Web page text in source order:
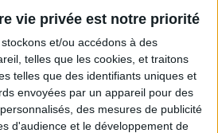
vie privée est notre priorité
stockons et/ou accédons à des
telles que les cookies, et traitons
telles que des identifiants uniques et
envoyées par un appareil pour des
des mesures de publicité
d'audience et le développement de